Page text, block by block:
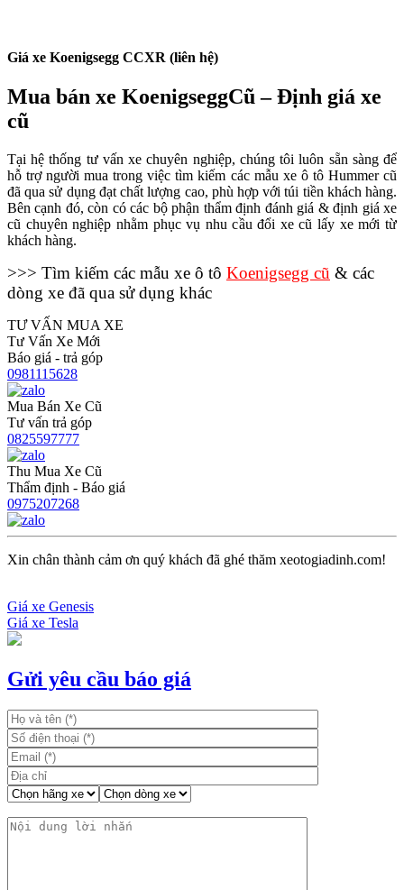
Giá xe Koenigsegg CCXR (liên hệ)
Mua bán xe KoenigseggCũ – Định giá xe
cũ
Tại hệ thống tư vấn xe chuyên nghiệp, chúng tôi luôn sẵn sàng để
hỗ trợ người mua trong việc tìm kiếm các mẫu xe ô tô Hummer cũ
đã qua sử dụng đạt chất lượng cao, phù hợp với túi tiền khách hàng.
Bên cạnh đó, còn có các bộ phận thẩm định đánh giá & định giá xe
cũ chuyên nghiệp nhằm phục vụ nhu cầu đổi xe cũ lấy xe mới từ
khách hàng.
>>> Tìm kiếm các mẫu xe ô tô Koenigsegg cũ & các
dòng xe đã qua sử dụng khác
TƯ VẤN MUA XE
Tư Vấn Xe Mới
Báo giá - trả góp
0981115628
Mua Bán Xe Cũ
Tư vấn trả góp
0825597777
Thu Mua Xe Cũ
Thẩm định - Báo giá
0975207268
Xin chân thành cảm ơn quý khách đã ghé thăm xeotogiadinh.com!
Điều
hướng
bài
Giá xe Genesis
Giá xe Tesla
Gửi yêu cầu báo giá